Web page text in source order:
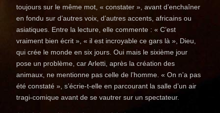
toujours sur le même mot, « constater », avant d’enchaîner
en fondu sur d’autres voix, d’autres accents, africains ou
asiatiques. Entre la lecture, elle commente : « C’est
vraiment bien écrit », « il est incroyable ce gars là », Dieu,
qui crée le monde en six jours. Oui mais le sixième jour
pose un problème, car Arletti, après la création des
animaux, ne mentionne pas celle de l’homme. « On n’a pas
été constaté », s’écrie-t-elle en parcourant la salle d’un air
tragi-comique avant de se vautrer sur un spectateur.